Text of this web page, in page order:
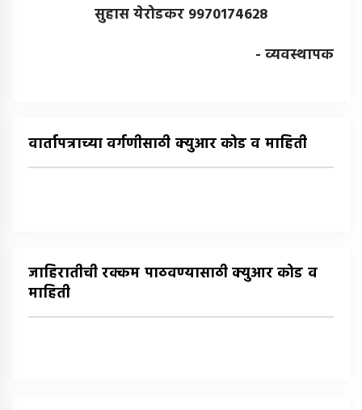
सुहास येरोडकर 9970174628
- व्यवस्थापक
वार्तापत्राच्या वर्गणीसाठी क्युआर कोड व माहिती
जाहिरातीची रक्कम पाठवण्यासाठी क्युआर कोड व
माहिती